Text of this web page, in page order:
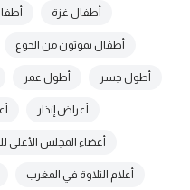
أطفال غزة
أطفال يموتون من الجوع
أطول جسر أطول عمر
أعراض إنذار
أعضاء المجلس الأعلى
أعلام التلاوة في المغرب